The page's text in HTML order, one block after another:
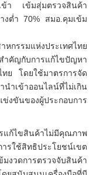
ข้า เข้มสุ่มตรวจสินค้า
งต่ำ 70% สมอ.คุมเข้ม
กรรมแห่งประเทศไทย
คัญกับการแก้ไขปัญหา
ทย โดยใช้มาตรการจัด
ำเข้าออนไลน์ที่ไม่เกิน
งขันของผู้ประกอบการ
แก้ไขสินค้าไม่มีคุณภาพ
ใช้สิทธิประโยชน์เขต
งวดการตรวจจับสินค้า